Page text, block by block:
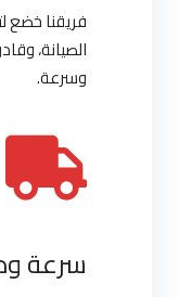
فريقنا خضع
الصيانة،
وسرعة.
سرعة